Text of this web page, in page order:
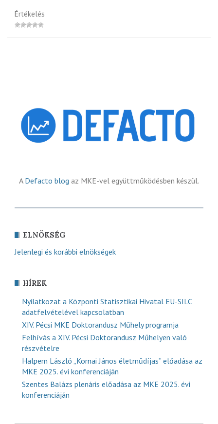
Értékelés
A Defacto blog az MKE-vel együttműködésben készül.
ELNÖKSÉG
Jelenlegi és korábbi elnökségek
HÍREK
Nyilatkozat a Központi Statisztikai Hivatal EU-SILC
adatfelvételével kapcsolatban
XIV. Pécsi MKE Doktorandusz Műhely programja
Felhívás a XIV. Pécsi Doktorandusz Műhelyen való
részvételre
Halpern László „Kornai János életműdíjas” előadása az
MKE 2025. évi konferenciáján
Szentes Balázs plenáris előadása az MKE 2025. évi
konferenciáján